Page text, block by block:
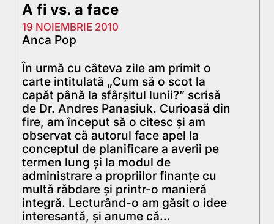
A fi vs. a face
19 NOIEMBRIE 2010
Anca Pop
În urmă cu câteva zile am primit o
carte intitulată „Cum să o scot la
capăt până la sfârşitul lunii?” scrisă
de Dr. Andres Panasiuk. Curioasă din
fire, am început să o citesc şi am
observat că autorul face apel la
conceptul de planificare a averii pe
termen lung şi la modul de
administrare a propriilor finanţe cu
multă răbdare şi printr-o manieră
integră. Lecturând-o am găsit o idee
interesantă, şi anume că…